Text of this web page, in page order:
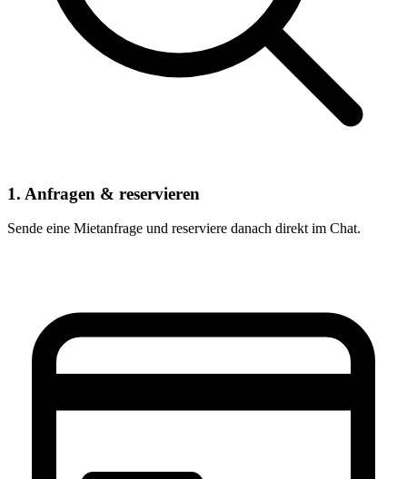
1. Anfragen & reservieren
Sende eine Mietanfrage und reserviere danach direkt im Chat.